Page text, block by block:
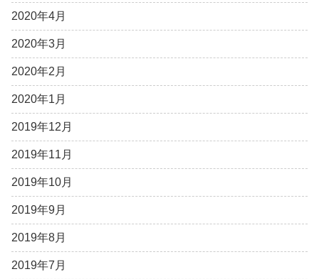
2020年4月
2020年3月
2020年2月
2020年1月
2019年12月
2019年11月
2019年10月
2019年9月
2019年8月
2019年7月